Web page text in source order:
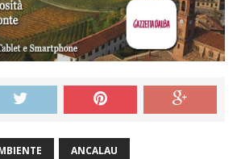
ANCALAU